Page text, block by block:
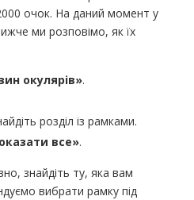
очок. На даний момент у
ми розповімо, як їх
окулярів».
розділ із рамками.
все».
знайдіть ту, яка вам
вибрати рамку під